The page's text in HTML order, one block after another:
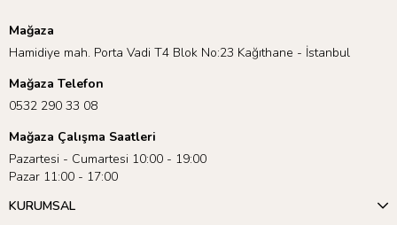
Mağaza
Hamidiye mah. Porta Vadi T4 Blok No:23 Kağıthane - İstanbul
Mağaza Telefon
0532 290 33 08
Mağaza Çalışma Saatleri
Pazartesi - Cumartesi 10:00 - 19:00
Pazar 11:00 - 17:00
KURUMSAL